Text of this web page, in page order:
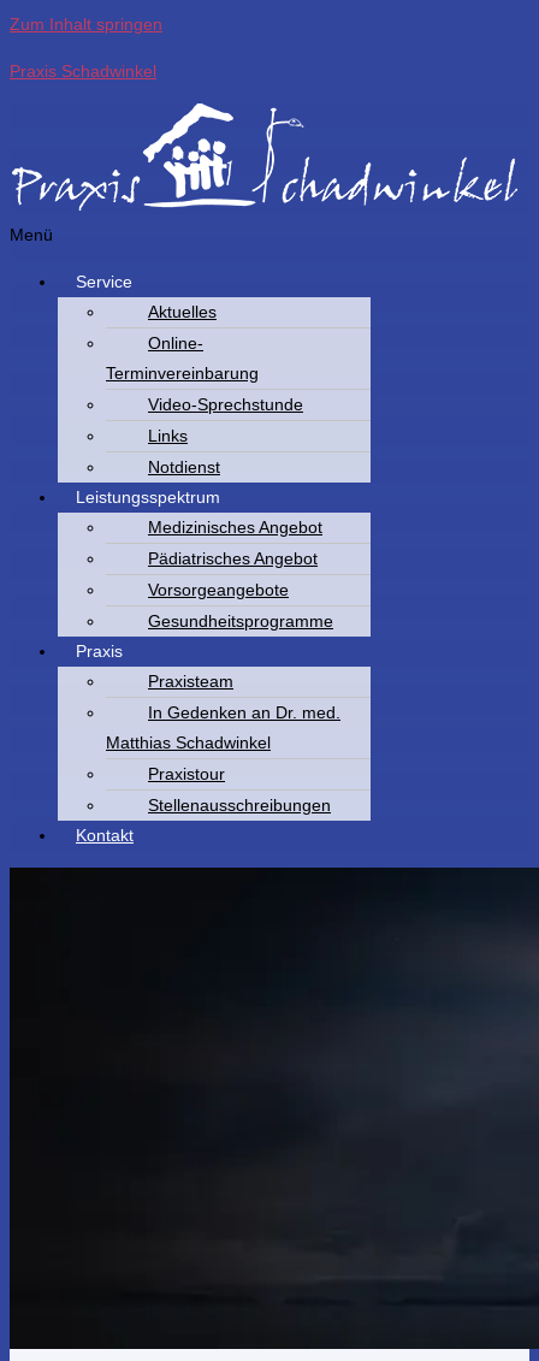
Zum Inhalt springen
Praxis Schadwinkel
Menü
Service
Aktuelles
Online-
Terminvereinbarung
Video-Sprechstunde
Links
Notdienst
Leistungsspektrum
Medizinisches Angebot
Pädiatrisches Angebot
Vorsorgeangebote
Gesundheitsprogramme
Praxis
Praxisteam
In Gedenken an Dr. med.
Matthias Schadwinkel
Praxistour
Stellenausschreibungen
Kontakt